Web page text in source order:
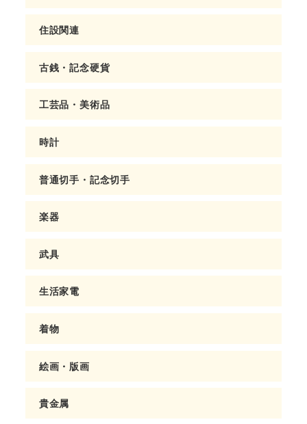
住設関連
古銭・記念硬貨
工芸品・美術品
時計
普通切手・記念切手
楽器
武具
生活家電
着物
絵画・版画
貴金属